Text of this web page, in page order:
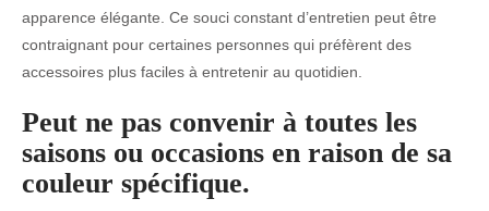
apparence élégante. Ce souci constant d’entretien peut être
contraignant pour certaines personnes qui préfèrent des
accessoires plus faciles à entretenir au quotidien.
Peut ne pas convenir à toutes les
saisons ou occasions en raison de sa
couleur spécifique.